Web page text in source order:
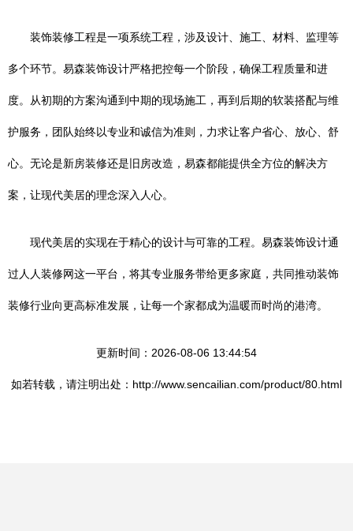
装饰装修工程是一项系统工程，涉及设计、施工、材料、监理等
多个环节。易森装饰设计严格把控每一个阶段，确保工程质量和进
度。从初期的方案沟通到中期的现场施工，再到后期的软装搭配与维
护服务，团队始终以专业和诚信为准则，力求让客户省心、放心、舒
心。无论是新房装修还是旧房改造，易森都能提供全方位的解决方
案，让现代美居的理念深入人心。
现代美居的实现在于精心的设计与可靠的工程。易森装饰设计通
过人人装修网这一平台，将其专业服务带给更多家庭，共同推动装饰
装修行业向更高标准发展，让每一个家都成为温暖而时尚的港湾。
更新时间：2026-08-06 13:44:54
如若转载，请注明出处：http://www.sencailian.com/product/80.html